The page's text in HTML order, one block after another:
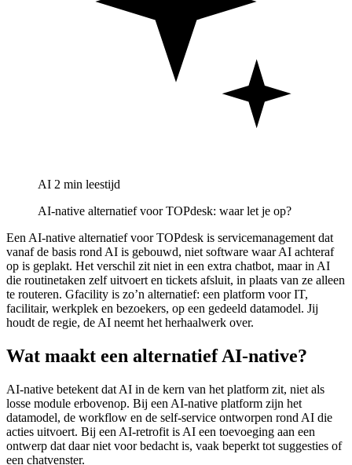
AI 2 min leestijd
AI-native alternatief voor TOPdesk: waar let je op?
Een AI-native alternatief voor TOPdesk is servicemanagement dat
vanaf de basis rond AI is gebouwd, niet software waar AI achteraf
op is geplakt. Het verschil zit niet in een extra chatbot, maar in AI
die routinetaken zelf uitvoert en tickets afsluit, in plaats van ze alleen
te routeren. Gfacility is zo’n alternatief: een platform voor IT,
facilitair, werkplek en bezoekers, op een gedeeld datamodel. Jij
houdt de regie, de AI neemt het herhaalwerk over.
Wat maakt een alternatief AI-native?
AI-native betekent dat AI in de kern van het platform zit, niet als
losse module erbovenop. Bij een AI-native platform zijn het
datamodel, de workflow en de self-service ontworpen rond AI die
acties uitvoert. Bij een AI-retrofit is AI een toevoeging aan een
ontwerp dat daar niet voor bedacht is, vaak beperkt tot suggesties of
een chatvenster.